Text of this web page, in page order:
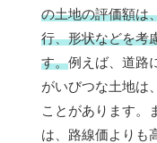
の土地の評価額は
行、形状などを考
す。例えば、道路
がいびつな土地は
ことがあります。
は、路線価よりも